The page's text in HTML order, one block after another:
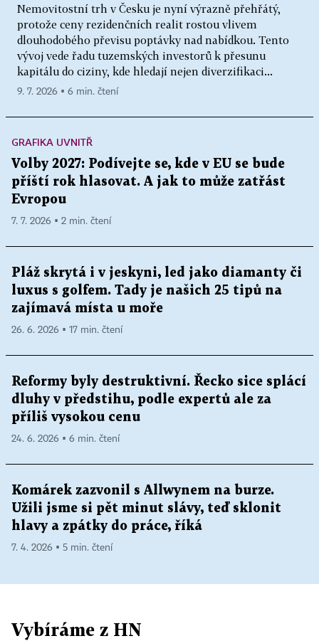
Nemovitostní trh v Česku je nyní výrazně přehřátý,
protože ceny rezidenčních realit rostou vlivem
dlouhodobého převisu poptávky nad nabídkou. Tento
vývoj vede řadu tuzemských investorů k přesunu
kapitálu do ciziny, kde hledají nejen diverzifikaci...
9. 7. 2026 ▪ 6 min. čtení
GRAFIKA UVNITŘ
Volby 2027: Podívejte se, kde v EU se bude
příští rok hlasovat. A jak to může zatřást
Evropou
7. 7. 2026 ▪ 2 min. čtení
Pláž skrytá i v jeskyni, led jako diamanty či
luxus s golfem. Tady je našich 25 tipů na
zajímavá místa u moře
26. 6. 2026 ▪ 17 min. čtení
Reformy byly destruktivní. Řecko sice splácí
dluhy v předstihu, podle expertů ale za
příliš vysokou cenu
24. 6. 2026 ▪ 6 min. čtení
Komárek zazvonil s Allwynem na burze.
Užili jsme si pět minut slávy, teď sklonit
hlavy a zpátky do práce, říká
7. 4. 2026 ▪ 5 min. čtení
Vybíráme z HN